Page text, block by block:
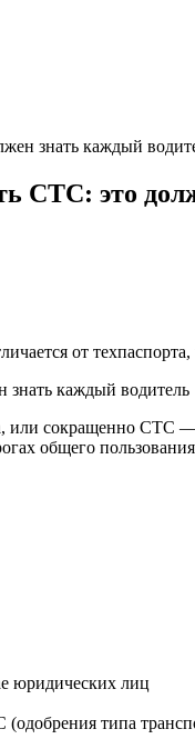
знать каждый
СТС: это
от
или сокращенно
общего
юридических лиц
типа